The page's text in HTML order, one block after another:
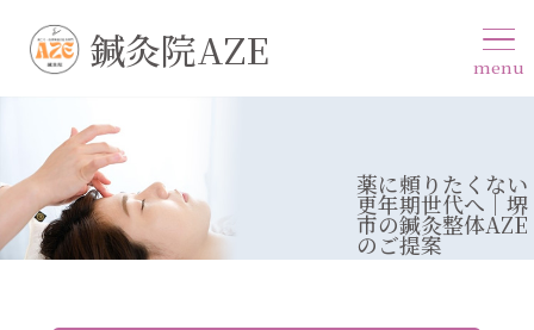
鍼灸院AZE menu
薬に頼りたくない
更年期世代へ｜堺
市の鍼灸整体AZE
のご提案